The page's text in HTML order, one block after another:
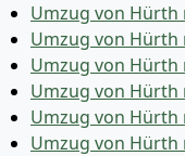
Umzug von Hürth
Umzug von Hürth
Umzug von Hürth
Umzug von Hürth
Umzug von Hürth
Umzug von